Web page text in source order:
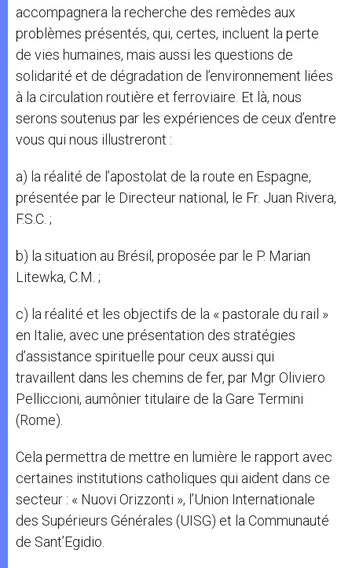
accompagnera la recherche des remèdes aux
problèmes présentés, qui, certes, incluent la perte
de vies humaines, mais aussi les questions de
solidarité et de dégradation de l’environnement liées
à la circulation routière et ferroviaire. Et là, nous
serons soutenus par les expériences de ceux d’entre
vous qui nous illustreront :
a) la réalité de l’apostolat de la route en Espagne,
présentée par le Directeur national, le Fr. Juan Rivera,
F.S.C. ;
b) la situation au Brésil, proposée par le P. Marian
Litewka, C.M. ;
c) la réalité et les objectifs de la « pastorale du rail »
en Italie, avec une présentation des stratégies
d’assistance spirituelle pour ceux aussi qui
travaillent dans les chemins de fer, par Mgr Oliviero
Pelliccioni, aumônier titulaire de la Gare Termini
(Rome).
Cela permettra de mettre en lumière le rapport avec
certaines institutions catholiques qui aident dans ce
secteur : « Nuovi Orizzonti », l’Union Internationale
des Supérieurs Générales (UISG) et la Communauté
de Sant’Egidio.